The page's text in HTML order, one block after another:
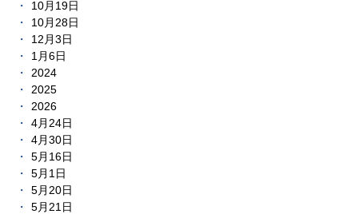
10月19日
10月28日
12月3日
1月6日
2024
2025
2026
4月24日
4月30日
5月16日
5月1日
5月20日
5月21日